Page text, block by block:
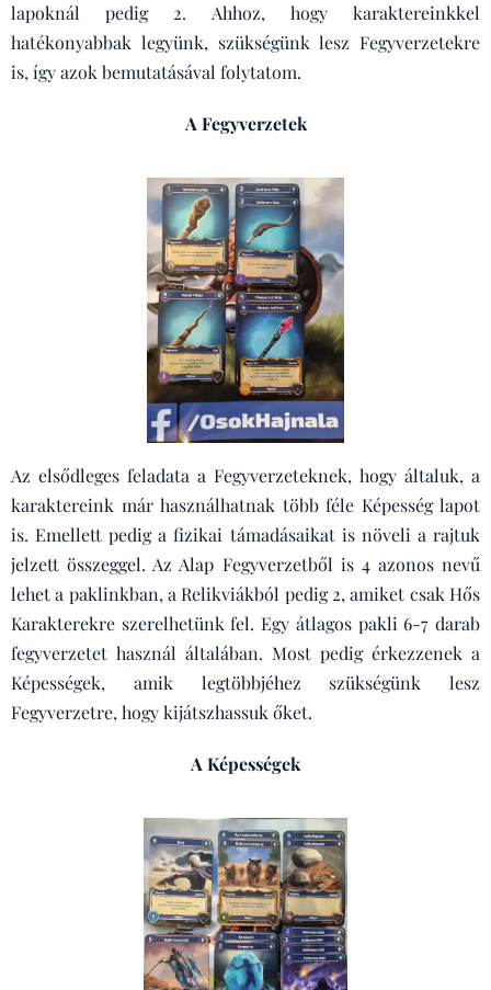
lapoknál pedig 2. Ahhoz, hogy karaktereinkkel
hatékonyabbak legyünk, szükségünk lesz Fegyverzetekre
is, így azok bemutatásával folytatom.
A Fegyverzetek
Az elsődleges feladata a Fegyverzeteknek, hogy általuk, a
karaktereink már használhatnak több féle Képesség lapot
is. Emellett pedig a fizikai támadásaikat is növeli a rajtuk
jelzett összeggel. Az Alap Fegyverzetből is 4 azonos nevű
lehet a paklinkban, a Relikviákból pedig 2, amiket csak Hős
Karakterekre szerelhetünk fel. Egy átlagos pakli 6-7 darab
fegyverzetet használ általában. Most pedig érkezzenek a
Képességek, amik legtöbbjéhez szükségünk lesz
Fegyverzetre, hogy kijátszhassuk őket.
A Képességek